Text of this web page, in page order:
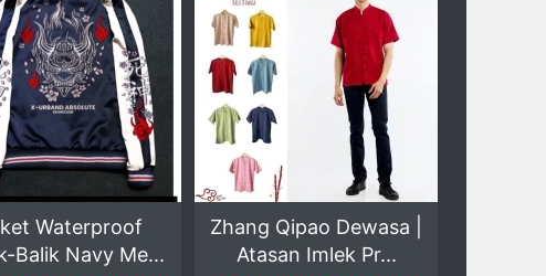
Zhang Qipao Dewasa |
Atasan Imlek Pr...
Sweater Fleece Pria
Nyaman